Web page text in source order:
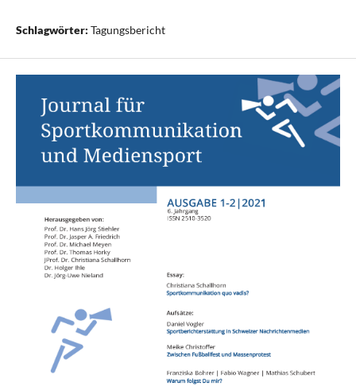
Schlagwörter: Tagungsbericht